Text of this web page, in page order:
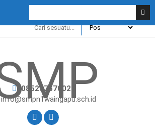
085237570022
info@smpn1waingapu.sch.id